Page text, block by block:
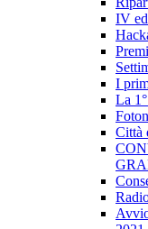
IV
I
La
Città